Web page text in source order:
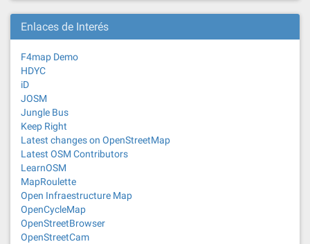
Enlaces de Interés
F4map Demo
HDYC
iD
JOSM
Jungle Bus
Keep Right
Latest changes on OpenStreetMap
Latest OSM Contributors
LearnOSM
MapRoulette
Open Infraestructure Map
OpenCycleMap
OpenStreetBrowser
OpenStreetCam